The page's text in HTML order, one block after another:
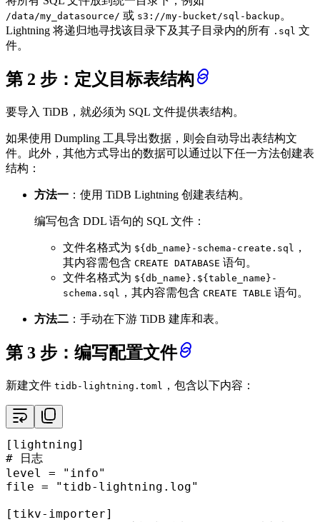
/data/my_datasource/ 或 s3://my-bucket/sql-backup 。
Lightning 将递归地寻找该目录下及其子目录内的所有 .sql 文
件。
第 2 步：定义目标表结构
要导入 TiDB，就必须为 SQL 文件提供表结构。
如果使用 Dumpling 工具导出数据，则会自动导出表结构文
件。此外，其他方式导出的数据可以通过以下任一方法创建表
结构：
方法一 ：使用 TiDB Lightning 创建表结构。
编写包含 DDL 语句的 SQL 文件：
文件名格式为 ${db_name}-schema-create.sql
，
其内容需包含 CREATE DATABASE 语句。
文件名格式为 ${db_name}.${table_name}-
schema.sql
，其内容需包含 CREATE TABLE 语句。
方法二 ：手动在下游 TiDB 建库和表。
第 3 步：编写配置文件
新建文件 tidb-lightning.toml ，包含以下内容：
[lightning]
# 日志
level
=
"info"
file =
"tidb-lightning.log"
[tikv-importer]